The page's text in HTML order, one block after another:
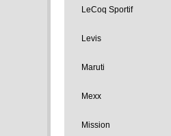
LeCoq Sportif
Levis
Maruti
Mexx
Mission